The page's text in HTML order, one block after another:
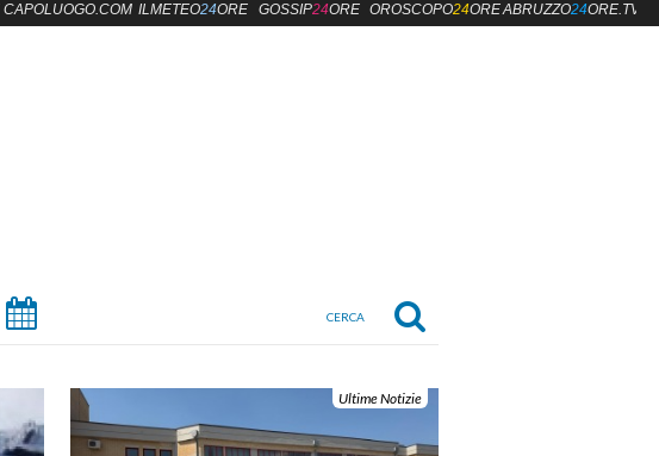
Ultime Notizie
CAPOLUOGO.COM ILMETEO24ORE GOSSIP24ORE OROSCOPO24OREABRUZZO24ORE.TV